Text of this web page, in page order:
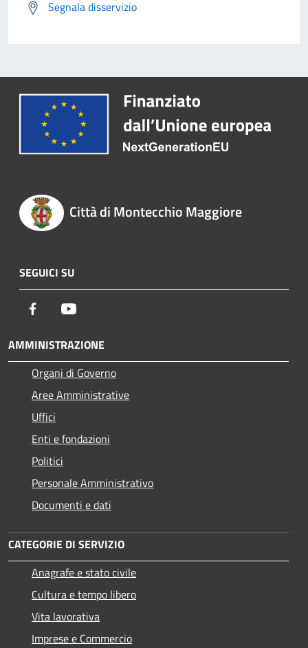
Segnala disservizio
Città di Montecchio Maggiore
SEGUICI SU
Facebook
AMMINISTRAZIONE
Organi di Governo
Aree Amministrative
Uffici
Enti e fondazioni
Politici
Personale Amministrativo
Documenti e dati
CATEGORIE DI SERVIZIO
Anagrafe e stato civile
Cultura e tempo libero
Vita lavorativa
Imprese e Commercio